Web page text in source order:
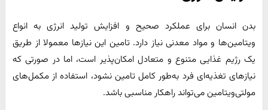
بدن انسان برای عملکرد صحیح و افزایش تولید انرژی به انواع
ویتامین‌ها و مواد معدنی نیاز دارد. تامین این نیازها معمولا از طریق
یک رژیم غذایی متنوع و متعادل امکان‌پذیر است، اما در صورتی که
نیازهای تغذیه‌ای فرد به‌طور کامل تامین نشود، استفاده از مکمل‌های
مولتی‌ویتامین می‌تواند راهکار مناسبی باشد.